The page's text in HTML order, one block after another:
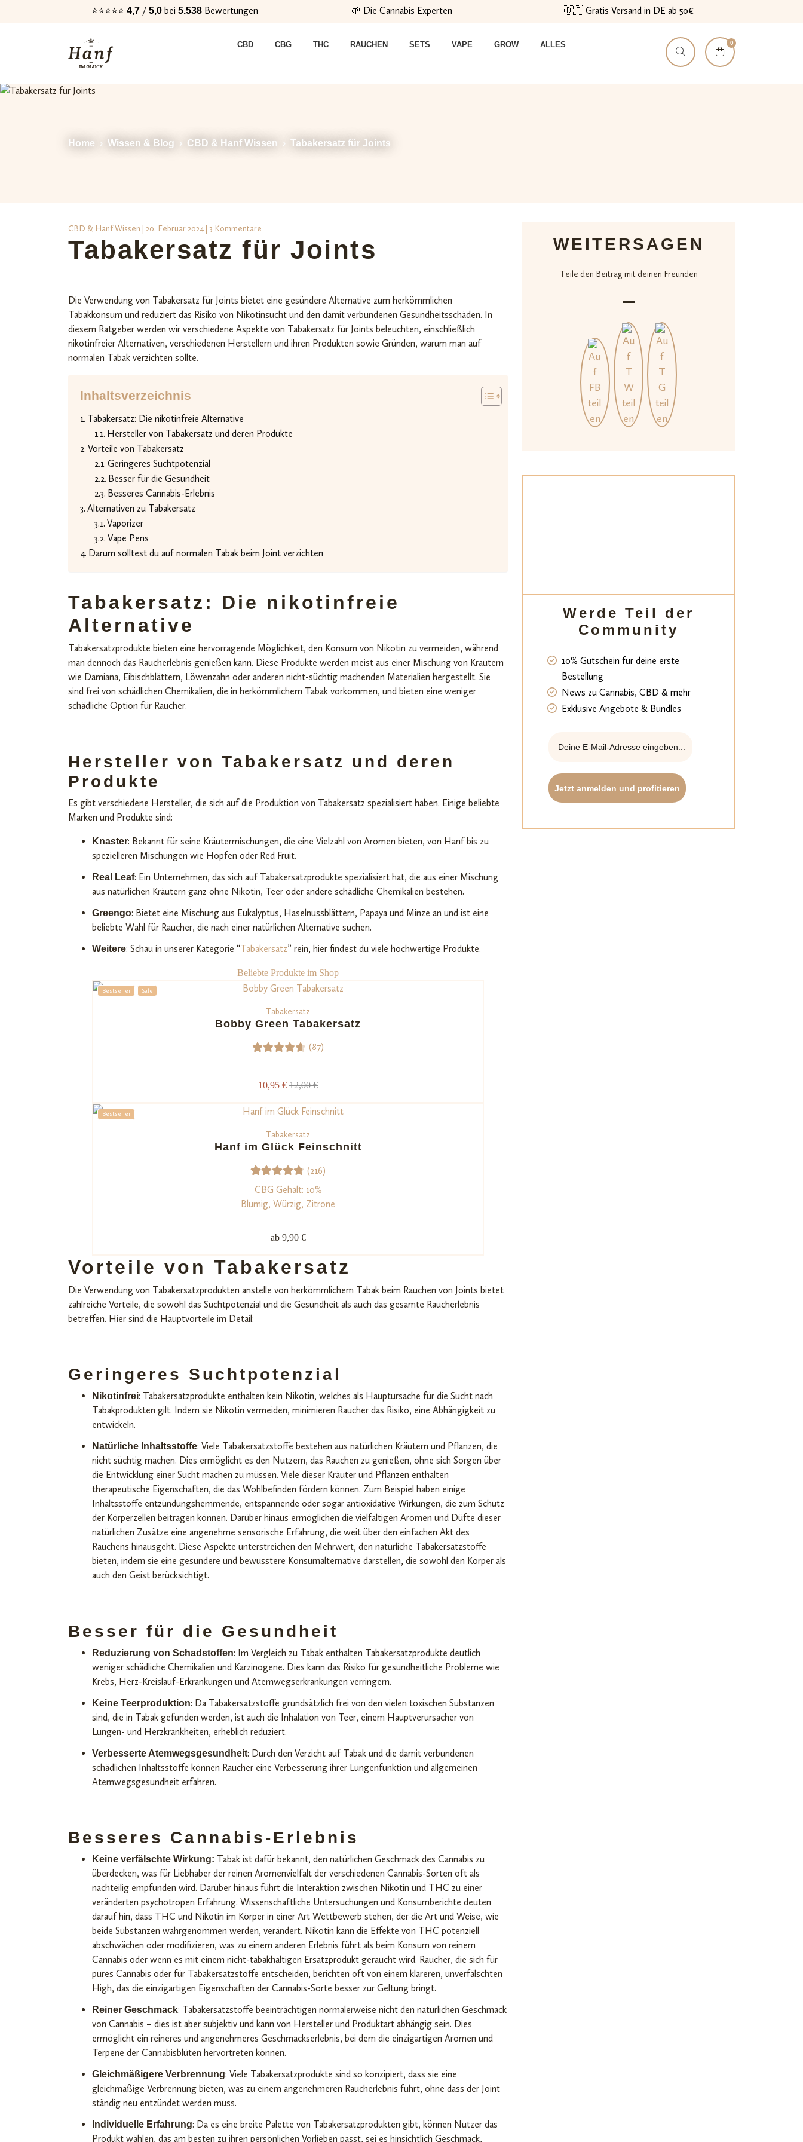
⭐⭐⭐⭐⭐ 4,7/ 5,0bei 5.538Bewertungen 🌱 Die Cannabis Experten 🇩🇪 Gratis Versand in DE ab 50€
Navigation
Zum
Inhalt
CBD CBG THC RAUCHEN SETS VAPE GROW ALLES 0
Home › Wissen & Blog › CBD & Hanf Wissen › Tabakersatz für Joints
CBD & Hanf Wissen | 20. Februar 2024 | 3 Kommentare
Tabakersatz für Joints
Die Verwendung von Tabakersatz für Joints bietet eine gesündere Alternative zum herkömmlichen
Tabakkonsum und reduziert das Risiko von Nikotinsucht und den damit verbundenen Gesundheitsschäden. In
diesem Ratgeber werden wir verschiedene Aspekte von Tabakersatz für Joints beleuchten, einschließlich
nikotinfreier Alternativen, verschiedenen Herstellern und ihren Produkten sowie Gründen, warum man auf
normalen Tabak verzichten sollte.
Inhaltsverzeichnis
Tabakersatz: Die nikotinfreie Alternative
Hersteller von Tabakersatz und deren Produkte
Vorteile von Tabakersatz
Geringeres Suchtpotenzial
Besser für die Gesundheit
Besseres Cannabis-Erlebnis
Alternativen zu Tabakersatz
Vaporizer
Vape Pens
Darum solltest du auf normalen Tabak beim Joint verzichten
Tabakersatz: Die nikotinfreie
Alternative
Tabakersatzprodukte bieten eine hervorragende Möglichkeit, den Konsum von Nikotin zu vermeiden, während
man dennoch das Raucherlebnis genießen kann. Diese Produkte werden meist aus einer Mischung von Kräutern
wie Damiana, Eibischblättern, Löwenzahn oder anderen nicht-süchtig machenden Materialien hergestellt. Sie
sind frei von schädlichen Chemikalien, die in herkömmlichem Tabak vorkommen, und bieten eine weniger
schädliche Option für Raucher.
Hersteller von Tabakersatz und deren
Produkte
Es gibt verschiedene Hersteller, die sich auf die Produktion von Tabakersatz spezialisiert haben. Einige beliebte
Marken und Produkte sind:
Knaster: Bekannt für seine Kräutermischungen, die eine Vielzahl von Aromen bieten, von Hanf bis zu
spezielleren Mischungen wie Hopfen oder Red Fruit.
Real Leaf: Ein Unternehmen, das sich auf Tabakersatzprodukte spezialisiert hat, die aus einer Mischung
aus natürlichen Kräutern ganz ohne Nikotin, Teer oder andere schädliche Chemikalien bestehen.
Greengo: Bietet eine Mischung aus Eukalyptus, Haselnussblättern, Papaya und Minze an und ist eine
beliebte Wahl für Raucher, die nach einer natürlichen Alternative suchen.
Weitere: Schau in unserer Kategorie “Tabakersatz” rein, hier findest du viele hochwertige Produkte.
Beliebte Produkte im Shop
Bestseller Sale
Tabakersatz
Bobby Green Tabakersatz
4.67
von 5,
nd auf
Kundenb
ewertu
(87)
10,95 € 12,00 €
Bestseller
Tabakersatz
Hanf im Glück Feinschnitt
Bewerte
t mit
basieren
d auf
216
Kundenb
ewertun
gen
(216)
CBG Gehalt: 10%
Blumig, Würzig, Zitrone
ab 9,90 €
Vorteile von Tabakersatz
Die Verwendung von Tabakersatzprodukten anstelle von herkömmlichem Tabak beim Rauchen von Joints bietet
zahlreiche Vorteile, die sowohl das Suchtpotenzial und die Gesundheit als auch das gesamte Raucherlebnis
betreffen. Hier sind die Hauptvorteile im Detail:
Geringeres Suchtpotenzial
Nikotinfrei: Tabakersatzprodukte enthalten kein Nikotin, welches als Hauptursache für die Sucht nach
Tabakprodukten gilt. Indem sie Nikotin vermeiden, minimieren Raucher das Risiko, eine Abhängigkeit zu
entwickeln.
Natürliche Inhaltsstoffe: Viele Tabakersatzstoffe bestehen aus natürlichen Kräutern und Pflanzen, die
nicht süchtig machen. Dies ermöglicht es den Nutzern, das Rauchen zu genießen, ohne sich Sorgen über
die Entwicklung einer Sucht machen zu müssen. Viele dieser Kräuter und Pflanzen enthalten
therapeutische Eigenschaften, die das Wohlbefinden fördern können. Zum Beispiel haben einige
Inhaltsstoffe entzündungshemmende, entspannende oder sogar antioxidative Wirkungen, die zum Schutz
der Körperzellen beitragen können. Darüber hinaus ermöglichen die vielfältigen Aromen und Düfte dieser
natürlichen Zusätze eine angenehme sensorische Erfahrung, die weit über den einfachen Akt des
Rauchens hinausgeht. Diese Aspekte unterstreichen den Mehrwert, den natürliche Tabakersatzstoffe
bieten, indem sie eine gesündere und bewusstere Konsumalternative darstellen, die sowohl den Körper als
auch den Geist berücksichtigt.
Besser für die Gesundheit
Reduzierung von Schadstoffen: Im Vergleich zu Tabak enthalten Tabakersatzprodukte deutlich
weniger schädliche Chemikalien und Karzinogene. Dies kann das Risiko für gesundheitliche Probleme wie
Krebs, Herz-Kreislauf-Erkrankungen und Atemwegserkrankungen verringern.
Keine Teerproduktion: Da Tabakersatzstoffe grundsätzlich frei von den vielen toxischen Substanzen
sind, die in Tabak gefunden werden, ist auch die Inhalation von Teer, einem Hauptverursacher von
Lungen- und Herzkrankheiten, erheblich reduziert.
Verbesserte Atemwegsgesundheit: Durch den Verzicht auf Tabak und die damit verbundenen
schädlichen Inhaltsstoffe können Raucher eine Verbesserung ihrer Lungenfunktion und allgemeinen
Atemwegsgesundheit erfahren.
Besseres Cannabis-Erlebnis
Keine verfälschte Wirkung: Tabak ist dafür bekannt, den natürlichen Geschmack des Cannabis zu
überdecken, was für Liebhaber der reinen Aromenvielfalt der verschiedenen Cannabis-Sorten oft als
nachteilig empfunden wird. Darüber hinaus führt die Interaktion zwischen Nikotin und THC zu einer
veränderten psychotropen Erfahrung. Wissenschaftliche Untersuchungen und Konsumberichte deuten
darauf hin, dass THC und Nikotin im Körper in einer Art Wettbewerb stehen, der die Art und Weise, wie
beide Substanzen wahrgenommen werden, verändert. Nikotin kann die Effekte von THC potenziell
abschwächen oder modifizieren, was zu einem anderen Erlebnis führt als beim Konsum von reinem
Cannabis oder wenn es mit einem nicht-tabakhaltigen Ersatzprodukt geraucht wird. Raucher, die sich für
pures Cannabis oder für Tabakersatzstoffe entscheiden, berichten oft von einem klareren, unverfälschten
High, das die einzigartigen Eigenschaften der Cannabis-Sorte besser zur Geltung bringt.
Reiner Geschmack: Tabakersatzstoffe beeinträchtigen normalerweise nicht den natürlichen Geschmack
von Cannabis – dies ist aber subjektiv und kann von Hersteller und Produktart abhängig sein. Dies
ermöglicht ein reineres und angenehmeres Geschmackserlebnis, bei dem die einzigartigen Aromen und
Terpene der Cannabisblüten hervortreten können.
Gleichmäßigere Verbrennung: Viele Tabakersatzprodukte sind so konzipiert, dass sie eine
gleichmäßige Verbrennung bieten, was zu einem angenehmeren Raucherlebnis führt, ohne dass der Joint
ständig neu entzündet werden muss.
Individuelle Erfahrung: Da es eine breite Palette von Tabakersatzprodukten gibt, können Nutzer das
Produkt wählen, das am besten zu ihren persönlichen Vorlieben passt, sei es hinsichtlich Geschmack,
WEITERSAGEN
Teile den Beitrag mit deinen Freunden
Werde Teil der
Community
10% Gutschein für deine erste
Bestellung
News zu Cannabis, CBD & mehr
Exklusive Angebote & Bundles
Jetzt anmelden und profitieren